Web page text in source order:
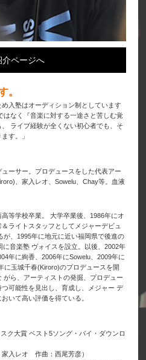
介ページへ
。
め入塾はオーディション制としています
なく『音楽に対する一途さと苦しむ覚
ライブ経験が全くない初心者でも、そ
す。」
ーサー。プロデュースをした代表アー
、家入レオ、Sowelu、Chay等。血液
等学校卒業。 大学卒業後、1986年にオ
ライトスタッフとしてメジャーデビュ
が、1995年に地元に近い福岡県で後進の
音楽塾 ヴォイスを設立。以後、2002年
年に絢香、2006年にSowelu、2009年に
に玉城千春(Kiroro)のプロデュースを開
ら、アーティストの発掘、プロデュー
可能性を見出し、育成し、メジャー デ
いて高い評価を得ている。
ク大賞 ベスト5ソング・バイ・ダウンロ
入レオ 作曲：西尾芳彦）